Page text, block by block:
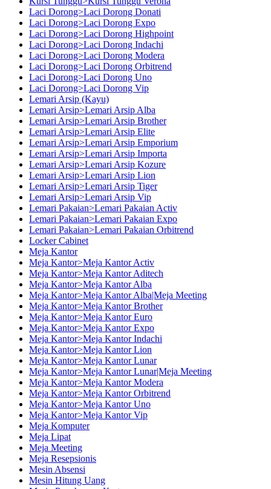
Laci Dorong>Laci Dorong Donati
Laci Dorong>Laci Dorong Expo
Laci Dorong>Laci Dorong Highpoint
Laci Dorong>Laci Dorong Indachi
Laci Dorong>Laci Dorong Modera
Laci Dorong>Laci Dorong Orbitrend
Laci Dorong>Laci Dorong Uno
Laci Dorong>Laci Dorong Vip
Lemari Arsip (Kayu)
Lemari Arsip>Lemari Arsip Alba
Lemari Arsip>Lemari Arsip Brother
Lemari Arsip>Lemari Arsip Elite
Lemari Arsip>Lemari Arsip Emporium
Lemari Arsip>Lemari Arsip Importa
Lemari Arsip>Lemari Arsip Kozure
Lemari Arsip>Lemari Arsip Lion
Lemari Arsip>Lemari Arsip Tiger
Lemari Arsip>Lemari Arsip Vip
Lemari Pakaian>Lemari Pakaian Activ
Lemari Pakaian>Lemari Pakaian Expo
Lemari Pakaian>Lemari Pakaian Orbitrend
Locker Cabinet
Meja Kantor
Meja Kantor>Meja Kantor Activ
Meja Kantor>Meja Kantor Aditech
Meja Kantor>Meja Kantor Alba
Meja Kantor>Meja Kantor Alba|Meja Meeting
Meja Kantor>Meja Kantor Brother
Meja Kantor>Meja Kantor Euro
Meja Kantor>Meja Kantor Expo
Meja Kantor>Meja Kantor Indachi
Meja Kantor>Meja Kantor Lion
Meja Kantor>Meja Kantor Lunar
Meja Kantor>Meja Kantor Lunar|Meja Meeting
Meja Kantor>Meja Kantor Modera
Meja Kantor>Meja Kantor Orbitrend
Meja Kantor>Meja Kantor Uno
Meja Kantor>Meja Kantor Vip
Meja Komputer
Meja Lipat
Meja Meeting
Meja Resepsionis
Mesin Absensi
Mesin Hitung Uang